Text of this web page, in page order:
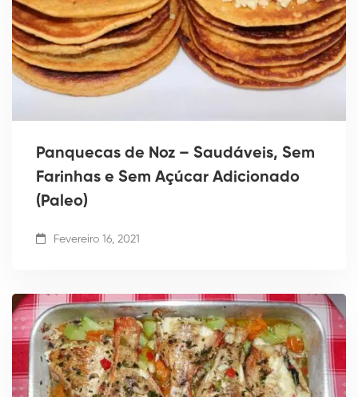
Panquecas de Noz – Saudáveis, Sem
Farinhas e Sem Açúcar Adicionado
(Paleo)
Fevereiro 16, 2021